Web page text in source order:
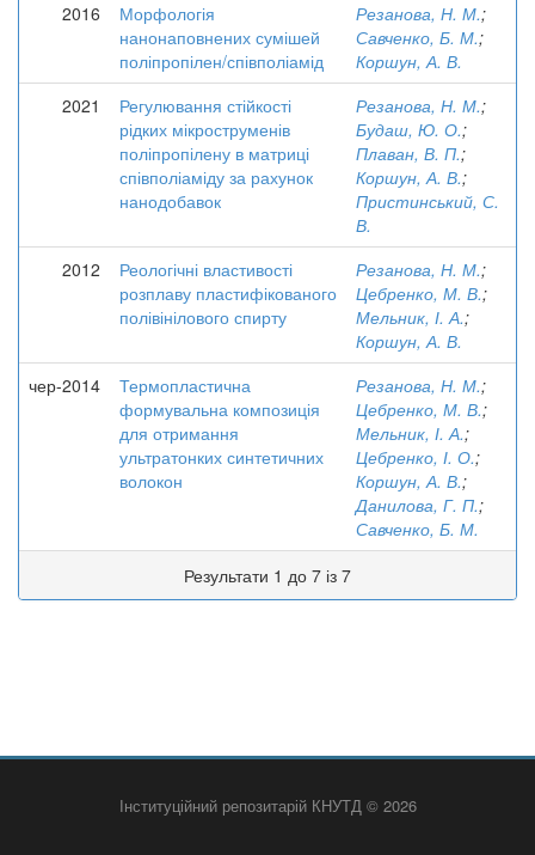
2016
Морфологія
нанонаповнених сумішей
поліпропілен/співполіамід
Резанова, Н. М.;
Савченко, Б. М.;
Коршун, А. В.
2021
Регулювання стійкості
рідких мікроструменів
поліпропілену в матриці
співполіаміду за рахунок
нанодобавок
Резанова, Н. М.;
Будаш, Ю. О.;
Плаван, В. П.;
Коршун, А. В.;
Пристинський, С.
В.
2012
Реологічні властивості
розплаву пластифікованого
полівінілового спирту
Резанова, Н. М.;
Цебренко, М. В.;
Мельник, І. А.;
Коршун, А. В.
чер-2014
Термопластична
формувальна композиція
для отримання
ультратонких синтетичних
волокон
Резанова, Н. М.;
Цебренко, М. В.;
Мельник, І. А.;
Цебренко, І. О.;
Коршун, А. В.;
Данилова, Г. П.;
Савченко, Б. М.
Результати 1 до 7 із 7
Інституційний репозитарій КНУТД © 2026